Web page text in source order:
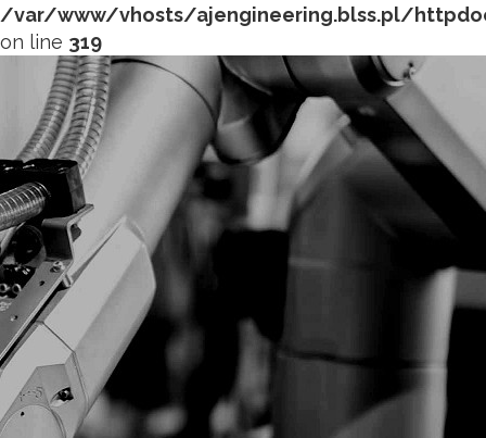
/var/www/vhosts/ajengineering.blss.pl/
on line 319